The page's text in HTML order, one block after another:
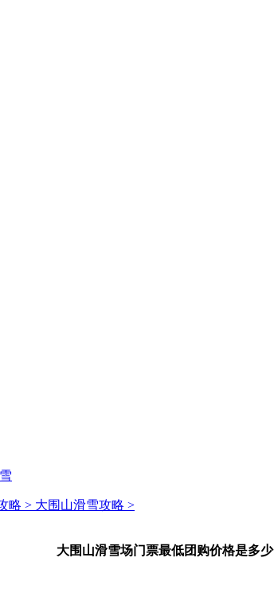
略 > 大围山滑雪攻略 >
大围山滑雪场门票最低团购价格是多少